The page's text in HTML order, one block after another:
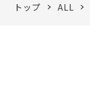
トップ ALL